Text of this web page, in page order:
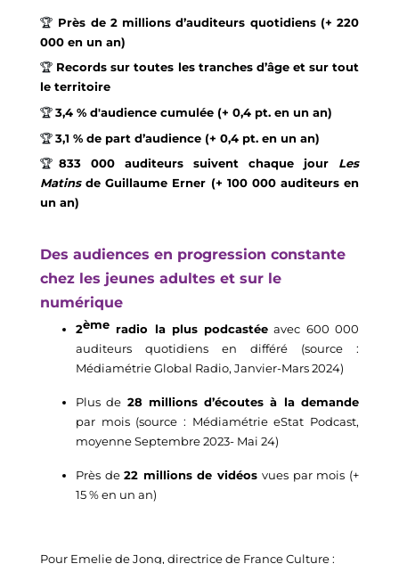
🏆 Près de 2 millions d’auditeurs quotidiens (+ 220
000 en un an)
🏆 Records sur toutes les tranches d’âge et sur tout
le territoire
🏆 3,4 % d'audience cumulée (+ 0,4 pt. en un an)
🏆 3,1 % de part d’audience (+ 0,4 pt. en un an)
🏆 833 000 auditeurs suivent chaque jour Les
Matins de Guillaume Erner (+ 100 000 auditeurs en
un an)
Des audiences en progression constante
chez les jeunes adultes et sur le
numérique
2ème radio la plus podcastée avec 600 000
auditeurs quotidiens en différé (source :
Médiamétrie Global Radio, Janvier-Mars 2024)
Plus de 28 millions d’écoutes à la demande
par mois (source : Médiamétrie eStat Podcast,
moyenne Septembre 2023- Mai 24)
Près de 22 millions de vidéos vues par mois (+
15% en un an)
Pour Emelie de Jong, directrice de France Culture :